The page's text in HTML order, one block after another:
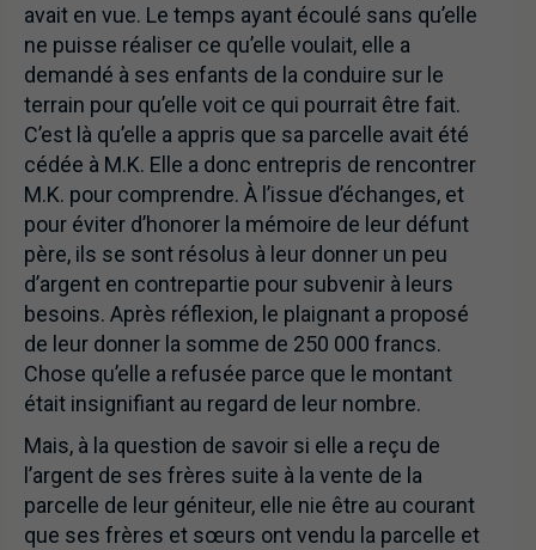
avait en vue. Le temps ayant écoulé sans qu’elle
ne puisse réaliser ce qu’elle voulait, elle a
demandé à ses enfants de la conduire sur le
terrain pour qu’elle voit ce qui pourrait être fait.
C’est là qu’elle a appris que sa parcelle avait été
cédée à M.K. Elle a donc entrepris de rencontrer
M.K. pour comprendre. À l’issue d’échanges, et
pour éviter d’honorer la mémoire de leur défunt
père, ils se sont résolus à leur donner un peu
d’argent en contrepartie pour subvenir à leurs
besoins. Après réflexion, le plaignant a proposé
de leur donner la somme de 250 000 francs.
Chose qu’elle a refusée parce que le montant
était insignifiant au regard de leur nombre.
Mais, à la question de savoir si elle a reçu de
l’argent de ses frères suite à la vente de la
parcelle de leur géniteur, elle nie être au courant
que ses frères et sœurs ont vendu la parcelle et